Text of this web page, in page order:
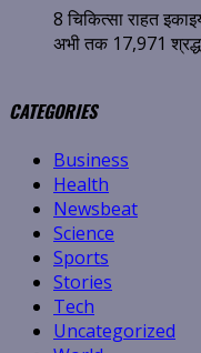
8 चिकित्सा राहत
अभी तक 17,971
CATEGORIES
Business
Health
Newsbeat
Science
Sports
Stories
Tech
Uncategorized